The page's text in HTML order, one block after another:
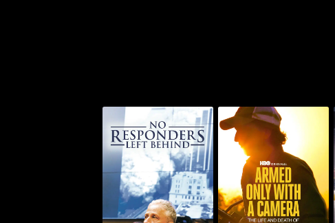
آرمد أونلي ويذ أيه كاميرا نو ريسبوندرز ليفت بيهايند